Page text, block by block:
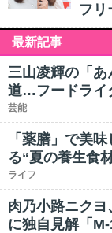
フリ
最新記事
三山凌輝の「あ
道…フードライ
芸能
「薬膳」で美
る“夏の養生食
ライフ
肉乃小路ニク
に独自見解「